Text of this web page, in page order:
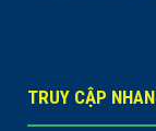
TRUY CẬP